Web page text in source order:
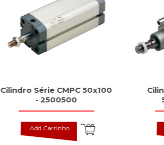
Cilindro Série CMPC 50x100
- 2500500
Add Carrinho